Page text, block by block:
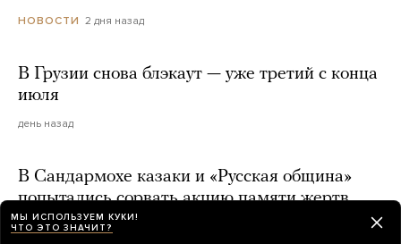
НОВОСТИ 2 дня назад
В Грузии снова блэкаут — уже третий с конца
июля
день назад
В Сандармохе казаки и «Русская община»
попытались сорвать акцию памяти жертв
сталинских репрессий
МЫ ИСПОЛЬЗУЕМ КУКИ!
ЧТО ЭТО ЗНАЧИТ?